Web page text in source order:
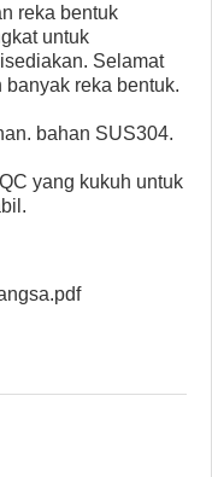
reka bentuk
untuk
Selamat
reka bentuk.
bahan SUS304.
yang kukuh untuk